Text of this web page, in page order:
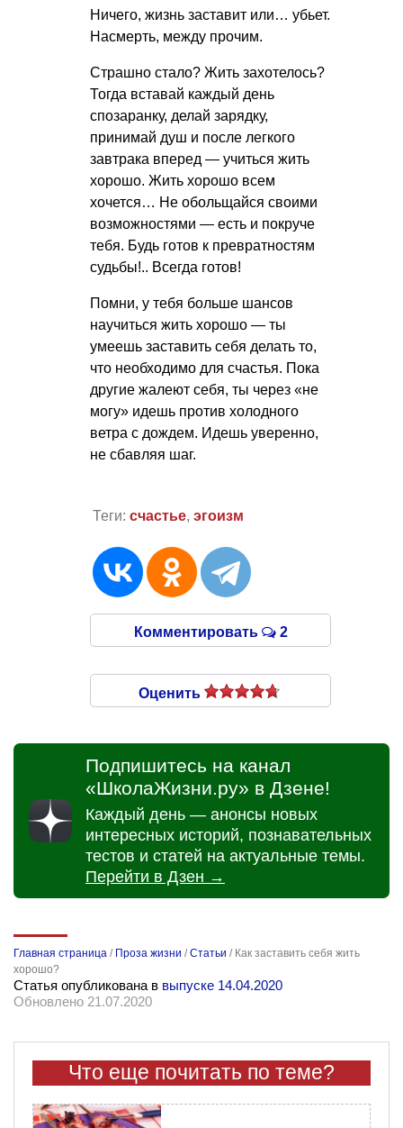
Ничего, жизнь заставит или… убьет.
Насмерть, между прочим.
Страшно стало? Жить захотелось?
Тогда вставай каждый день
спозаранку, делай зарядку,
принимай душ и после легкого
завтрака вперед — учиться жить
хорошо. Жить хорошо всем
хочется… Не обольщайся своими
возможностями — есть и покруче
тебя. Будь готов к превратностям
судьбы!.. Всегда готов!
Помни, у тебя больше шансов
научиться жить хорошо — ты
умеешь заставить себя делать то,
что необходимо для счастья. Пока
другие жалеют себя, ты через «не
могу» идешь против холодного
ветра с дождем. Идешь уверенно,
не сбавляя шаг.
Теги: счастье, эгоизм
Комментировать 2
Оценить
Подпишитесь на канал
«ШколаЖизни.ру» в Дзене!
Каждый день — анонсы новых
интересных историй, познавательных
тестов и статей на актуальные темы.
Перейти в Дзен →
Главная страница / Проза жизни /Статьи / Как заставить себя жить
хорошо?
Статья опубликована в выпуске 14.04.2020
Обновлено 21.07.2020
Что еще почитать по теме?